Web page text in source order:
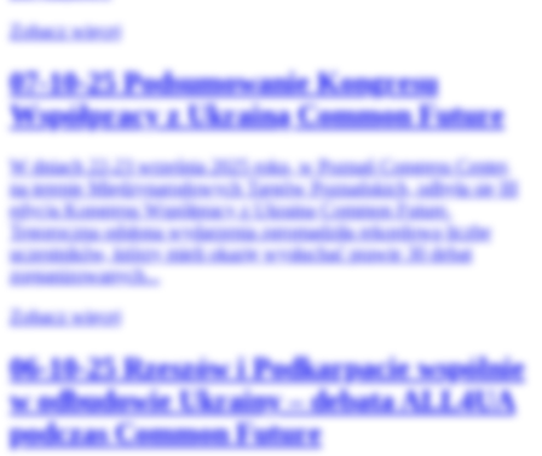
Zobacz więcej
07-10-25Podsumowanie Kongresu
Współpracy z Ukrainą Common Future
W dniach 22-23 września 2025 roku, w Poznań Congress Center,
na terenie Międzynarodowych Targów Poznańskich, odbyła się III
edycja Kongresu Współpracy z Ukrainą Common Future.
Tegoroczna odsłona wydarzenia zgromadziła rekordową liczbę
uczestników, którzy mieli okazję wysłuchać prawie 30 debat
zorganizowanych...
Zobacz więcej
06-10-25Rzeszów i Podkarpacie wspólnie
w odbudowie Ukrainy – debata ALL4UA
podczas Common Future